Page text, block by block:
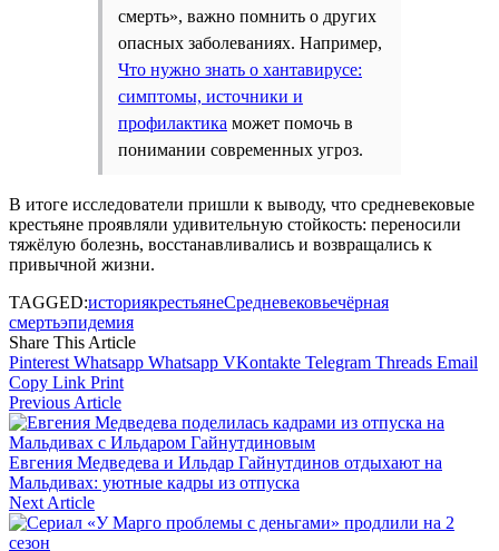
смерть», важно помнить о других
опасных заболеваниях. Например,
Что нужно знать о хантавирусе:
симптомы, источники и
профилактика может помочь в
понимании современных угроз.
В итоге исследователи пришли к выводу, что средневековые
крестьяне проявляли удивительную стойкость: переносили
тяжёлую болезнь, восстанавливались и возвращались к
привычной жизни.
TAGGED:историякрестьянеСредневековьечёрная
смертьэпидемия
Share This Article
Pinterest Whatsapp Whatsapp VKontakte Telegram Threads Email
Copy Link Print
Previous Article
Евгения Медведева и Ильдар Гайнутдинов отдыхают на
Мальдивах: уютные кадры из отпуска
Next Article